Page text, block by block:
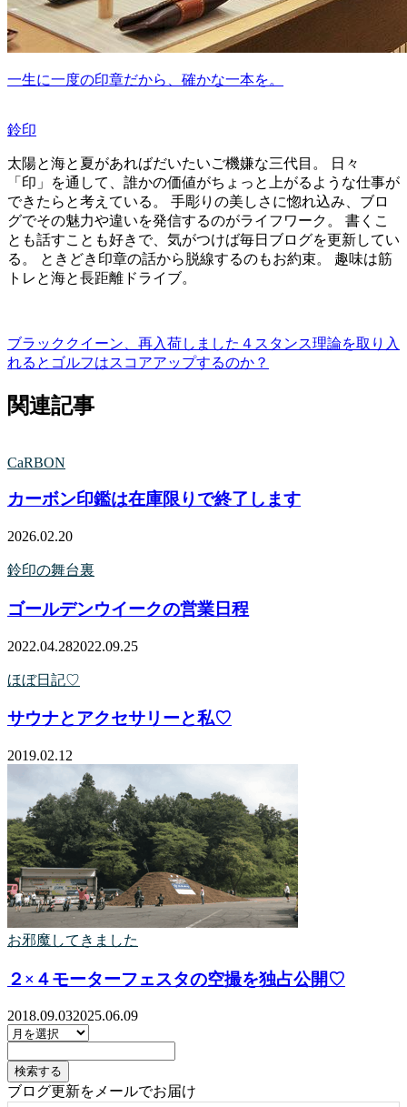
一生に一度の印章だから、確かな一本を。
鈴印
太陽と海と夏があればだいたいご機嫌な三代目。 日々
「印」を通して、誰かの価値がちょっと上がるような仕事が
できたらと考えている。 手彫りの美しさに惚れ込み、ブロ
グでその魅力や違いを発信するのがライフワーク。 書くこ
とも話すことも好きで、気がつけば毎日ブログを更新してい
る。 ときどき印章の話から脱線するのもお約束。 趣味は筋
トレと海と長距離ドライブ。
ブラッククイーン、再入荷しました ４スタンス理論を取り入
れるとゴルフはスコアアップするのか？
関連記事
CaRBON
カーボン印鑑は在庫限りで終了します
2026.02.20
鈴印の舞台裏
ゴールデンウイークの営業日程
2022.04.282022.09.25
ほぼ日記♡
サウナとアクセサリーと私♡
2019.02.12
お邪魔してきました
２×４モーターフェスタの空撮を独占公開♡
2018.09.032025.06.09
ブログ更新をメールでお届け